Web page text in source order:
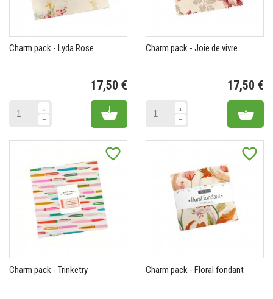
Charm pack - Lyda Rose
17,50 €
Add to cart
Charm pack - Joie de vivre
17,50 €
Add
favorite_border
Charm pack - Trinketry
favorite_border
Charm pack - Floral fondant